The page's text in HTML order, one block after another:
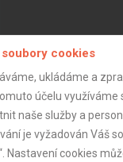
z portálu ARES dne
soubory cookies
ukládáme a
účelu využíváme
naše služby a
je vyžadován Váš
Nastavení cookies